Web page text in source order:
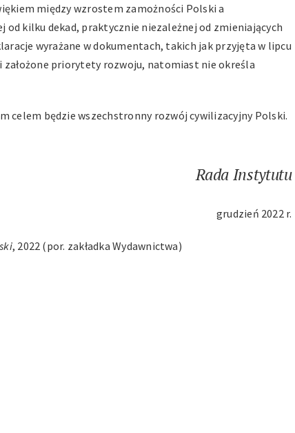
między wzrostem zamożności Polski a
kilku dekad, praktycznie niezależnej od zmieniających
wyrażane w dokumentach, takich jak przyjęta w lipcu
założone priorytety rozwoju, natomiast nie określa
celem będzie wszechstronny rozwój cywilizacyjny Polski.
Rada Instytutu
grudzień 2022 r.
, 2022 (por. zakładka Wydawnictwa)